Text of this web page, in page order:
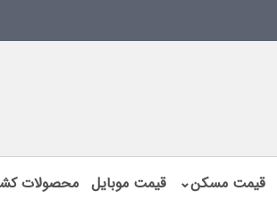
قیمت مسکن⌄ قیمت موبایل محصولات